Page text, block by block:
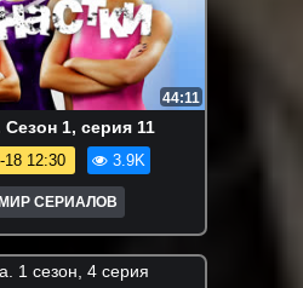
44:11
Сезон 1, серия 11
18 12:30 3.9K
СЕРИАЛОВ